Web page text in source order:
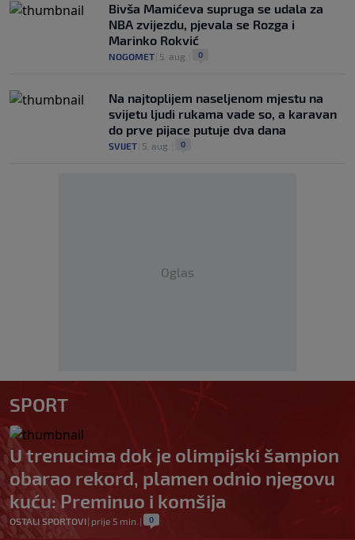
Bivša Mamićeva supruga se udala za
NBA zvijezdu, pjevala se Rozga i
Marinko Rokvić
NOGOMET 5. aug. 0
Na najtoplijem naseljenom mjestu na
svijetu ljudi rukama vade so, a karavan
do prve pijace putuje dva dana
SVIJET 5. aug. 0
Oglas
SPORT
U trenucima dok je olimpijski šampion
obarao rekord, plamen odnio njegovu
kuću: Preminuo i komšija
OSTALI SPORTOVI| prije 5 min. | 0